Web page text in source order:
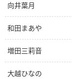
向井葉月
和田まあや
増田三莉音
大越ひなの